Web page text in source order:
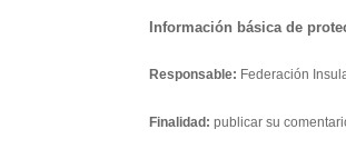
Información básica de
Responsable: Federación
Finalidad: publicar su